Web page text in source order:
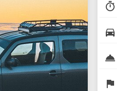
timer
directions_car
room_service
flag